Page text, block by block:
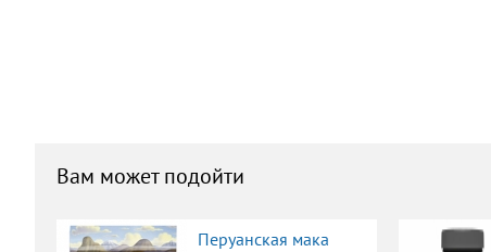
Вам может подойти
Перуанская мака